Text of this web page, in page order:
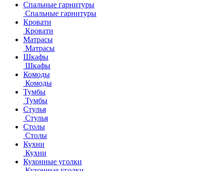
Спальные гарнитуры
Спальные гарнитуры
Кровати
Кровати
Матрасы
Матрасы
Шкафы
Шкафы
Комоды
Комоды
Тумбы
Тумбы
Стулья
Стулья
Столы
Столы
Кухни
Кухни
Кухонные уголки